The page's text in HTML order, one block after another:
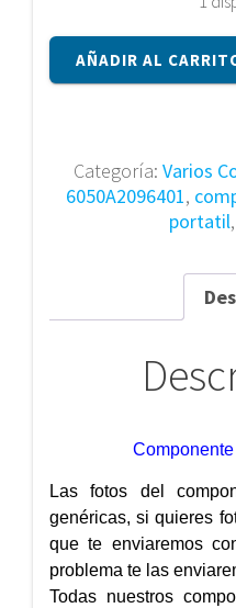
Componente
6050A2096401
AÑADIR AL
Categoría: Varios
6050A2096401,
portatil,
Las fotos del
genéricas, si quieres
que te enviaremos
problema te las
Todas nuestros